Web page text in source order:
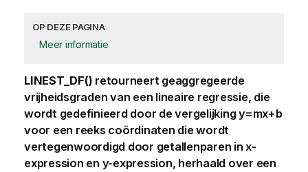
OP DEZE PAGINA
Meer informatie
LINEST_DF() retourneert geaggregeerde
vrijheidsgraden van een lineaire regressie, die
wordt gedefinieerd door de vergelijkingy=mx+b
voor een reeks coördinaten die wordt
vertegenwoordigd door getallenparen inx-
expression en y-expression, herhaald over een